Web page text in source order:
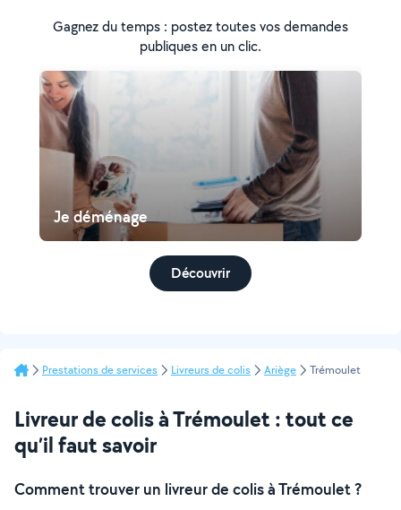
Gagnez du temps : postez toutes vos demandes
publiques en un clic.
Je déménage
Découvrir
Prestations de services Livreurs de colis Ariège Trémoulet
Livreur de colis à Trémoulet : tout ce
qu’il faut savoir
Comment trouver un livreur de colis à Trémoulet ?